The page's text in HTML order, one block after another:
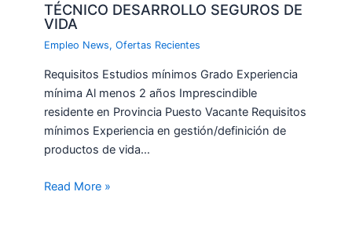
TÉCNICO DESARROLLO SEGUROS DE
VIDA
Empleo News,Ofertas Recientes
Requisitos Estudios mínimos Grado Experiencia
mínima Al menos 2 años Imprescindible
residente en Provincia Puesto Vacante Requisitos
mínimos Experiencia en gestión/definición de
productos de vida…
Read More »